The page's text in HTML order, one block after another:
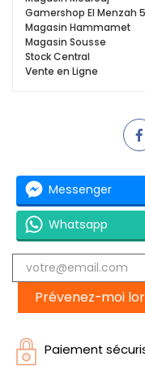
Gamershop El Menzah 5
Magasin Hammamet
Magasin Sousse
Stock Central
Vente en Ligne
Messenger
Whatsapp
Prévenez-moi
Paiement